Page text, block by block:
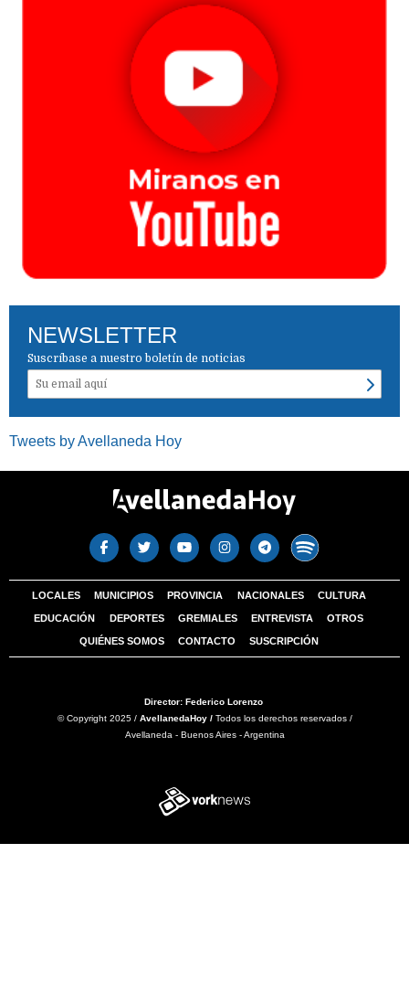
NEWSLETTER
Suscríbase a nuestro boletín de noticias
Tweets by Avellaneda Hoy
LOCALES MUNICIPIOS PROVINCIA NACIONALES CULTURA
EDUCACIÓN DEPORTES GREMIALES ENTREVISTA OTROS
QUIÉNES SOMOS CONTACTO SUSCRIPCIÓN
Director: Federico Lorenzo
© Copyright 2025 / AvellanedaHoy /Todos los derechos reservados /
Avellaneda - Buenos Aires - Argentina